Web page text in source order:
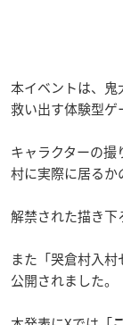
本イベントは、鬼
救い出す体験型ゲ
キャラクターの
村に実際に居るか
解禁された描き下
また「哭倉村入
公開されました。